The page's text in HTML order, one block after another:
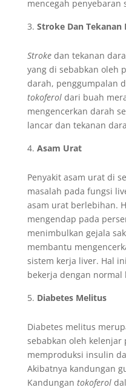
mencegah penyebaran
Stroke Dan Tekanan
Strokedan tekanan
yang di sebabkan oleh
darah, penggumpalan
tokoferoldari buah
mengencerkan darah
lancar dan tekanan
Asam Urat
Penyakit asam urat di
masalah pada fungsi
asam urat berlebihan.
mengendap pada
menimbulkan gejala
membantu
sistem kerja liver. Hal
bekerja dengan normal
Diabetes Melitus
Diabetes melitus
sebabkan oleh kelenjar
memproduksi insulin
Akibatnya kandungan
Kandungan tokoferol